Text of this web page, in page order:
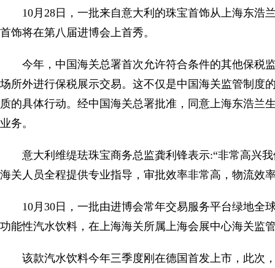
10月28日，一批来自意大利的珠宝首饰从上海东浩
首饰将在第八届进博会上首秀。
今年，中国海关总署首次允许符合条件的其他保税
场所外进行保税展示交易。这不仅是中国海关监管制度
质的具体行动。经中国海关总署批准，同意上海东浩兰
业务。
意大利维缇珐珠宝商务总监龚利锋表示:“非常高兴
海关人员全程提供专业指导，审批效率非常高，物流效
10月30日，一批由进博会常年交易服务平台绿地
功能性汽水饮料，在上海海关所属上海会展中心海关监
该款汽水饮料今年三季度刚在德国首发上市，此次